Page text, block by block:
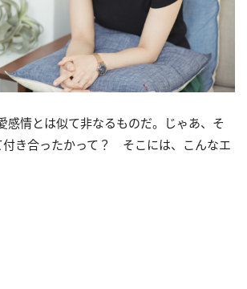
感情とは似て非なるものだ。じゃあ、そ
付き合ったかって？ そこには、こんなエ